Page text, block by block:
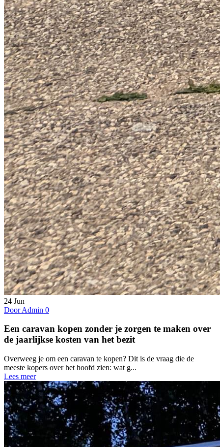
24 Jun
Door Admin 0
Een caravan kopen zonder je zorgen te maken over
de jaarlijkse kosten van het bezit
Overweeg je om een caravan te kopen? Dit is de vraag die de
meeste kopers over het hoofd zien: wat g...
Lees meer